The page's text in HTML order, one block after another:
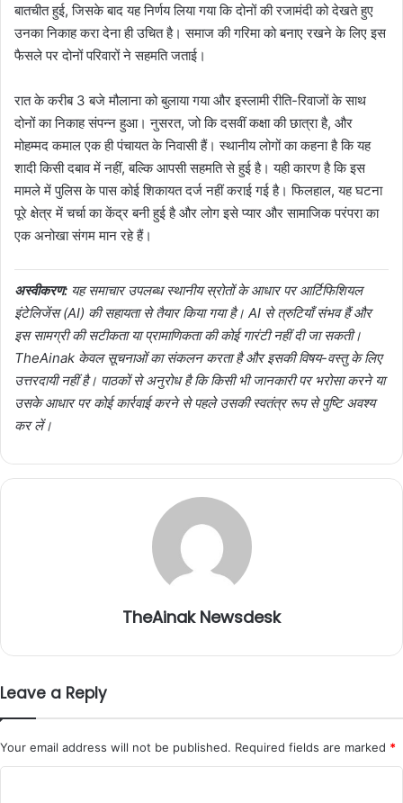
बातचीत हुई, जिसके बाद यह निर्णय लिया गया कि दोनों की रजामंदी को देखते हुए
उनका निकाह करा देना ही उचित है। समाज की गरिमा को बनाए रखने के लिए इस
फैसले पर दोनों परिवारों ने सहमति जताई।
रात के करीब 3 बजे मौलाना को बुलाया गया और इस्लामी रीति-रिवाजों के साथ
दोनों का निकाह संपन्न हुआ। नुसरत, जो कि दसवीं कक्षा की छात्रा है, और
मोहम्मद कमाल एक ही पंचायत के निवासी हैं। स्थानीय लोगों का कहना है कि यह
शादी किसी दबाव में नहीं, बल्कि आपसी सहमति से हुई है। यही कारण है कि इस
मामले में पुलिस के पास कोई शिकायत दर्ज नहीं कराई गई है। फिलहाल, यह घटना
पूरे क्षेत्र में चर्चा का केंद्र बनी हुई है और लोग इसे प्यार और सामाजिक परंपरा का
एक अनोखा संगम मान रहे हैं।
अस्वीकरण: यह समाचार उपलब्ध स्थानीय स्रोतों के आधार पर आर्टिफिशियल
इंटेलिजेंस (AI) की सहायता से तैयार किया गया है। AI से त्रुटियाँ संभव हैं और
इस सामग्री की सटीकता या प्रामाणिकता की कोई गारंटी नहीं दी जा सकती।
TheAinak केवल सूचनाओं का संकलन करता है और इसकी विषय-वस्तु के लिए
उत्तरदायी नहीं है। पाठकों से अनुरोध है कि किसी भी जानकारी पर भरोसा करने या
उसके आधार पर कोई कार्रवाई करने से पहले उसकी स्वतंत्र रूप से पुष्टि अवश्य
कर लें।
TheAinak Newsdesk
Leave a Reply
Your email address will not be published. Required fields are marked *